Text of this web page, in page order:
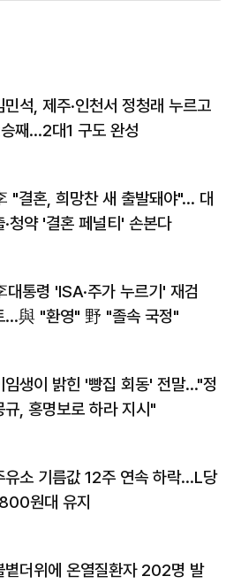
민석, 제주·인천서 정청래 누르고
째…2대1 구도 완성
"결혼, 희망찬 새 출발돼야"… 대
·청약 '결혼 페널티' 손본다
대통령 'ISA·주가 누르기' 재검
…與 "환영" 野 "졸속 국정"
임생이 밝힌 '빵집 회동' 전말…"정
규, 홍명보로 하라 지시"
유소 기름값 12주 연속 하락…L당
원대 유지
볕더위에 온열질환자 202명 발